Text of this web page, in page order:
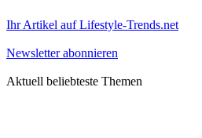
Ihr Artikel auf Lifestyle-Trends.net
Newsletter abonnieren
Aktuell beliebteste Themen